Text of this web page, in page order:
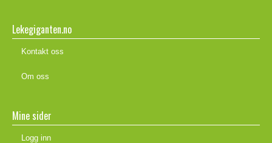
Lekegiganten.no
Kontakt oss
Om oss
Mine sider
Logg inn